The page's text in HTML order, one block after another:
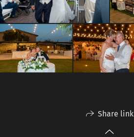
Share link